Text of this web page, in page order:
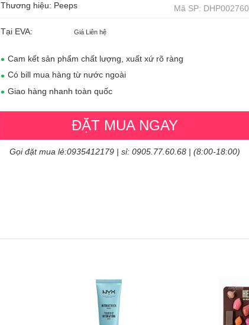
Thương hiệu: Peeps Mã SP: DHP002760
Tại EVA: Giá Liên hệ
Cam kết sản phẩm chất lượng, xuất xứ rõ ràng
Có bill mua hàng từ nước ngoài
Giao hàng nhanh toàn quốc
ĐẶT MUA NGAY
Gọi đặt mua lẻ:0935412179 | sỉ: 0905.77.60.68 | (8:00-18:00)